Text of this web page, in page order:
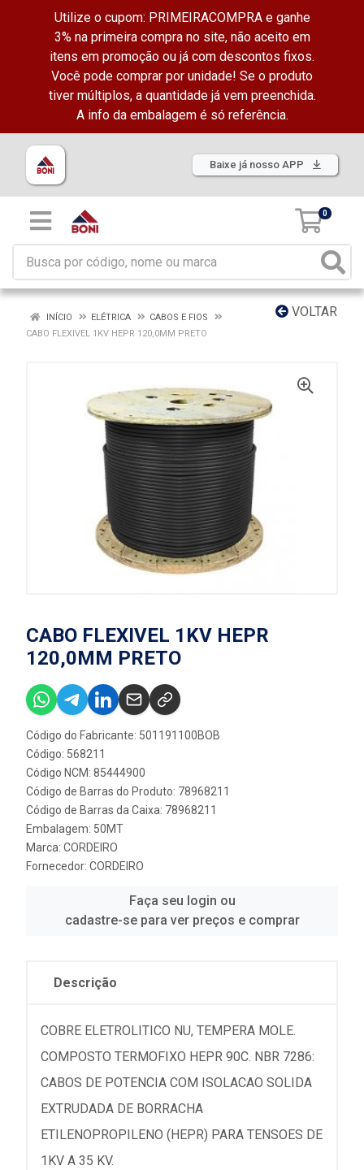
Utilize o cupom: PRIMEIRACOMPRA e ganhe
3% na primeira compra no site, não aceito em
itens em promoção ou já com descontos fixos.
Você pode comprar por unidade! Se o produto
tiver múltiplos, a quantidade já vem preenchida.
A info da embalagem é só referência.
Baixe já nosso APP
0
VOLTAR
INÍCIO ELÉTRICA
CABOS E FIOS
CABO FLEXIVEL 1KV HEPR 120,0MM PRETO
CABO FLEXIVEL 1KV HEPR
120,0MM PRETO
Código do Fabricante: 501191100BOB
Código: 568211
Código NCM: 85444900
Código de Barras do Produto: 78968211
Código de Barras da Caixa: 78968211
Embalagem: 50MT
Marca: CORDEIRO
Fornecedor: CORDEIRO
Faça seu login ou
cadastre-se para ver preços e comprar
Descrição
COBRE ELETROLITICO NU, TEMPERA MOLE.
COMPOSTO TERMOFIXO HEPR 90C. NBR 7286:
CABOS DE POTENCIA COM ISOLACAO SOLIDA
EXTRUDADA DE BORRACHA
ETILENOPROPILENO (HEPR) PARA TENSOES DE
1KV A 35 KV.